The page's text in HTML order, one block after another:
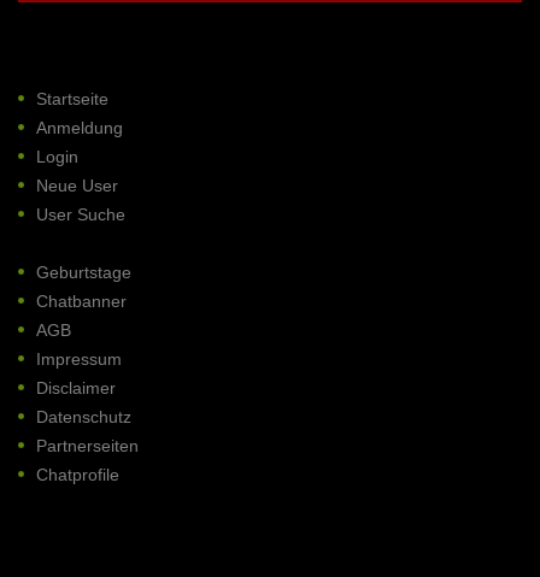
Startseite
Anmeldung
Login
Neue User
User Suche
Geburtstage
Chatbanner
AGB
Impressum
Disclaimer
Datenschutz
Partnerseiten
Chatprofile